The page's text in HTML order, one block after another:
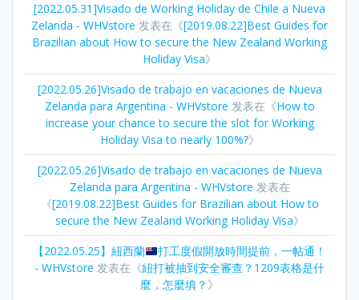
[2022.05.31]Visado de Working Holiday de Chile a Nueva
Zelanda - WHVstore 发表在《[2019.08.22]Best Guides for
Brazilian about How to secure the New Zealand Working
Holiday Visa》
[2022.05.26]Visado de trabajo en vacaciones de Nueva
Zelanda para Argentina - WHVstore 发表在《How to
increase your chance to secure the slot for Working
Holiday Visa to nearly 100%?》
[2022.05.26]Visado de trabajo en vacaciones de Nueva
Zelanda para Argentina - WHVstore 发表在
《[2019.08.22]Best Guides for Brazilian about How to
secure the New Zealand Working Holiday Visa》
【2022.05.25】紐西蘭
打工度假開放時間提前，一帖通！
- WHVstore 发表在《紐打被抽到安全審查？1209表格是什
麼，怎麼填？ 》